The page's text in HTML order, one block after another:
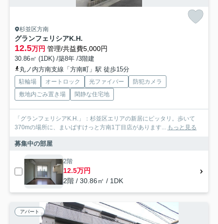
杉並区方南
グランフェリシアK.H.
12.5万円 管理/共益費5,000円
30.86㎡ (1DK) /築8年 /3階建
丸ノ内方南支線「方南町」駅 徒歩15分
駐輪場 オートロック 光ファイバー
防犯カメラ
敷地内ごみ置き場
閑静な住宅地
「グランフェリシアK.H.」：杉並区エリアの新居にピッタリ。歩いて
370mの場所に、まいばすけっと方南1丁目店があります... もっと見る
募集中の部屋
2階
12.5万円
2階 / 30.86㎡ / 1DK
アパート